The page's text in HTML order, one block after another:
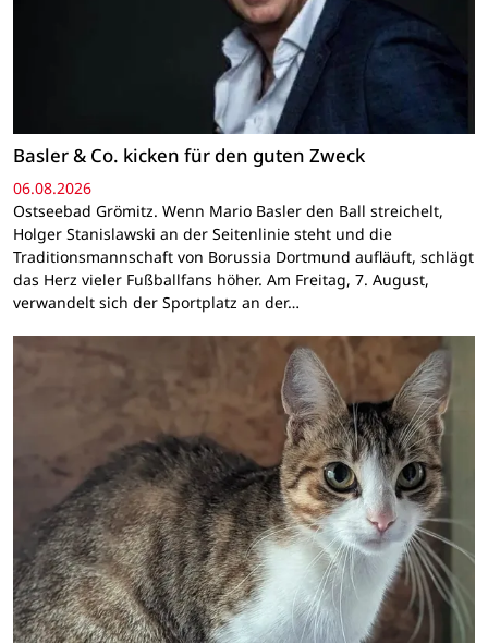
Basler & Co. kicken für den guten Zweck
06.08.2026
Ostseebad Grömitz. Wenn Mario Basler den Ball streichelt,
Holger Stanislawski an der Seitenlinie steht und die
Traditionsmannschaft von Borussia Dortmund aufläuft, schlägt
das Herz vieler Fußballfans höher. Am Freitag, 7. August,
verwandelt sich der Sportplatz an der…